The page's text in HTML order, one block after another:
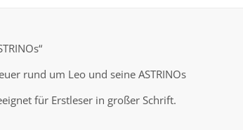
rund um Leo und seine ASTRINOs
für Erstleser in großer Schrift.